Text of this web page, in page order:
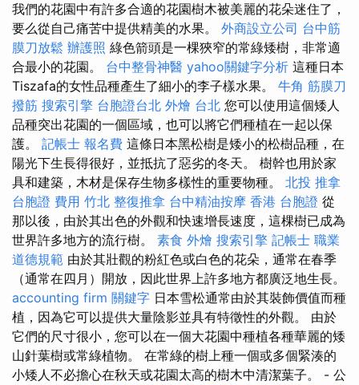
我們的花園中有許多合適的花園樹木被美麗的花朵迷住了，
要么從自己痛苦中提供精美的水果。 外商設立公司 台中筋
膜刀放鬆 辦護照 綠色箭頭是一棵狹窄的常綠矮樹，非常適
合最小的花園。 台中整骨神醫 yahoo關鍵字分析 這種日本
Tiszafa的女性品種產生了細小的李子樣水果。 牛角 筋膜刀
撥筋 搜索引擎 台胞證台北 外燴 台北 您可以使用這個矮人
品種突出花園的一個區域，也可以將它們種植在一起以保
護。 記帳士 報名費 這條日本黑松樹是矮小的松樹品種，在
陽光下生長得很好，並抵抗了惡劣的冬天。 樹幹也用於家
具和建築，木材是保存生物多樣性的重要物種。 北投 推拿
台胞證 費用 竹北 整復推拿 台中精油按摩 香港 台胞證 從
那以後，由於其出色的外觀和快速增長速度，這棵樹已成為
世界許多地方的流行樹。 素食 外燴 搜索引擎 記帳士 職業
道德規範 由於其壯觀的粉紅色或白色的花朵，通常在春季
（通常在四月）開放，因此世界上許多地方都廣泛地生長。
accounting firm 關鍵字 日本雪松通常由於其裝飾價值而種
植，因為它可以提供大量陰影並具有特徵性的外觀。 由於
它們的尺寸很小，您可以在一個大花園中種植各種華麗的矮
山針葉樹或常綠植物。 在常綠的樹上種一個或多個緊湊的
小矮人不必擔心在秋天或花園太高的樹木中清潔葉子。 - 公